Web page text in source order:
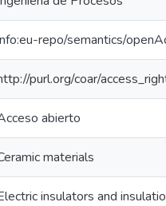
repo/semantics/
purl.org/coar/
abierto
materials
insulators and